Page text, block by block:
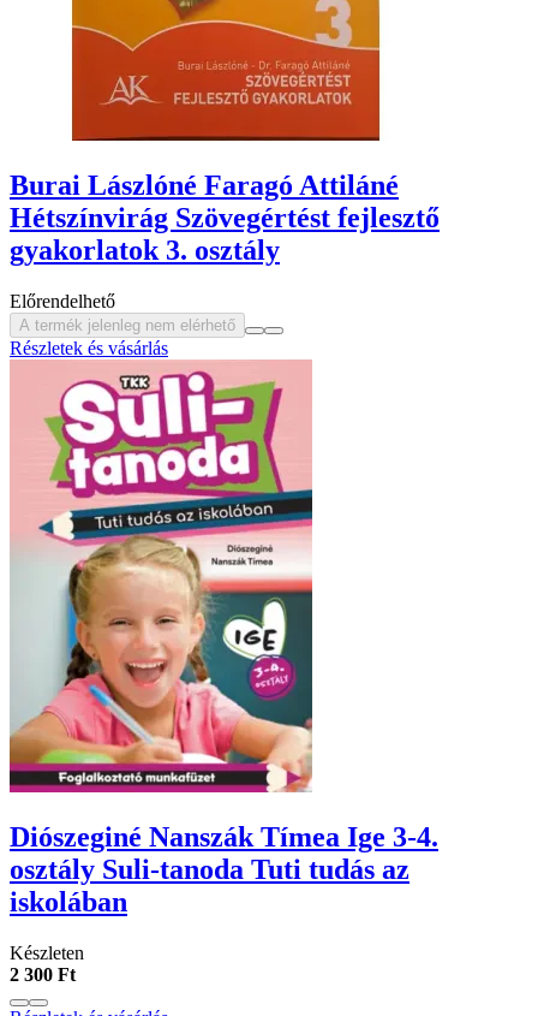
Burai Lászlóné Faragó Attiláné
Hétszínvirág Szövegértést fejlesztő
gyakorlatok 3. osztály
Előrendelhető
A termék jelenleg nem elérhető
Részletek és vásárlás
Diószeginé Nanszák Tímea Ige 3-4.
osztály Suli-tanoda Tuti tudás az
iskolában
Készleten
2 300 Ft